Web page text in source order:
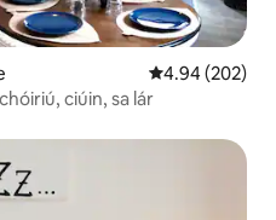
Meánrátáil
4.94 (202)
ciúin, sa lár